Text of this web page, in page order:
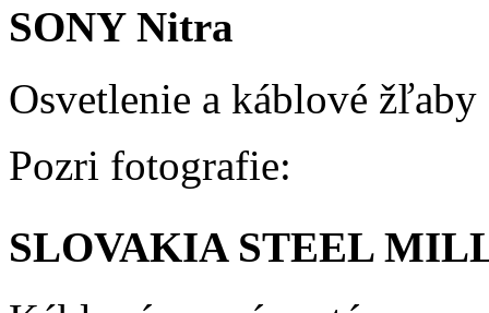
SONY Nitra
Osvetlenie a káblové žľaby
Pozri fotografie:
SLOVAKIA STEEL